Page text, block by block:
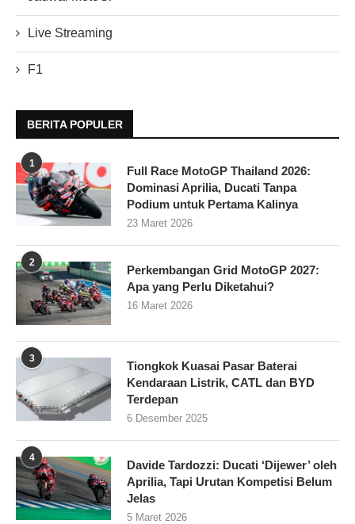
Live Streaming
F1
BERITA POPULER
1
Full Race MotoGP Thailand 2026:
Dominasi Aprilia, Ducati Tanpa
Podium untuk Pertama Kalinya
23 Maret 2026
2
Perkembangan Grid MotoGP 2027:
Apa yang Perlu Diketahui?
16 Maret 2026
3
Tiongkok Kuasai Pasar Baterai
Kendaraan Listrik, CATL dan BYD
Terdepan
6 Desember 2025
4
Davide Tardozzi: Ducati ‘Dijewer’ oleh
Aprilia, Tapi Urutan Kompetisi Belum
Jelas
5 Maret 2026